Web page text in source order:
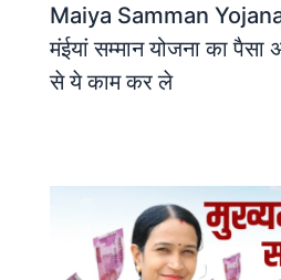
Maiya Samman
मंईयां सम्मान योजना का
से ये काम कर ले